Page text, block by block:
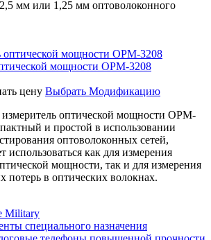
мм или 1,25 мм оптоволоконного
мощности OPM-3208
цену Выбрать Модификацию
оптической мощности OPM-
и простой в использовании
оптоволоконных сетей,
использоваться как для измерения
мощности, так и для измерения
потерь в оптических волокнах.
Military
специального назначения